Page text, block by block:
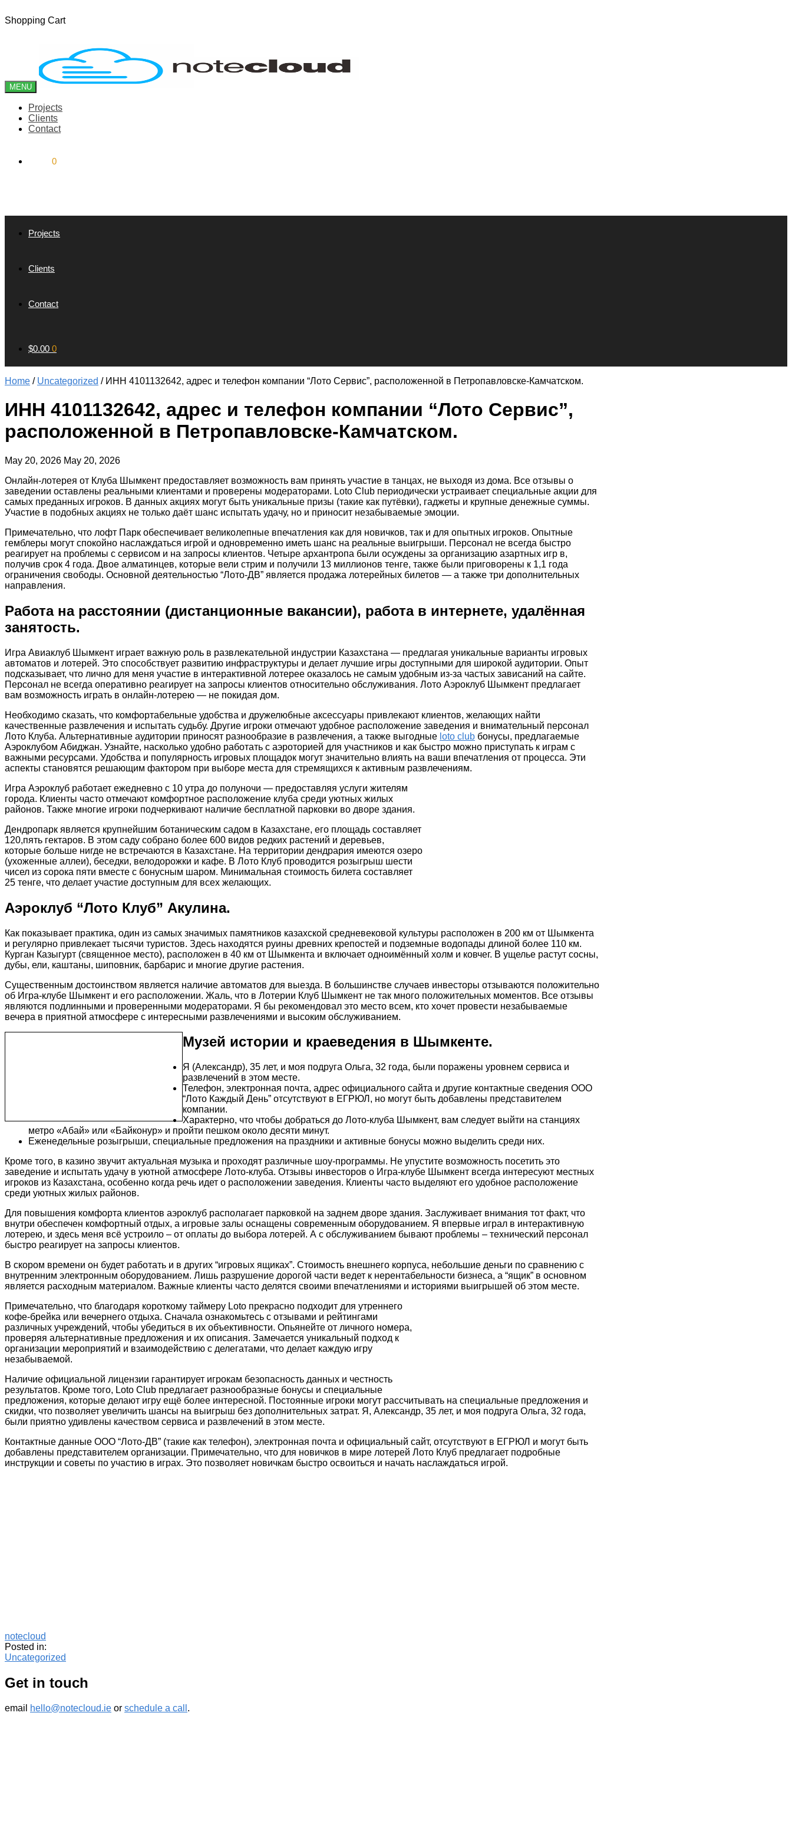
Skip
Skip
Shopping Cart
MENU
Projects
Clients
Contact
0
Projects
Clients
Contact
$0.00 0
Home / Uncategorized / ИНН 4101132642, адрес и телефон компании “Лото Сервис”, расположенной в Петропавловске-Камчатском.
ИНН 4101132642, адрес и телефон компании “Лото Сервис”,
расположенной в Петропавловске-Камчатском.
May 20, 2026 May 20, 2026
Онлайн-лотерея от Клуба Шымкент предоставляет возможность вам принять участие в танцах, не выходя из дома. Все отзывы о
заведении оставлены реальными клиентами и проверены модераторами. Loto Club периодически устраивает специальные акции для
самых преданных игроков. В данных акциях могут быть уникальные призы (такие как путёвки), гаджеты и крупные денежные суммы.
Участие в подобных акциях не только даёт шанс испытать удачу, но и приносит незабываемые эмоции.
Примечательно, что лофт Парк обеспечивает великолепные впечатления как для новичков, так и для опытных игроков. Опытные
гемблеры могут спокойно наслаждаться игрой и одновременно иметь шанс на реальные выигрыши. Персонал не всегда быстро
реагирует на проблемы с сервисом и на запросы клиентов. Четыре архантропа были осуждены за организацию азартных игр в,
получив срок 4 года. Двое алматинцев, которые вели стрим и получили 13 миллионов тенге, также были приговорены к 1,1 года
ограничения свободы. Основной деятельностью “Лото-ДВ” является продажа лотерейных билетов — а также три дополнительных
направления.
Работа на расстоянии (дистанционные вакансии), работа в интернете, удалённая
занятость.
Игра Авиаклуб Шымкент играет важную роль в развлекательной индустрии Казахстана — предлагая уникальные варианты игровых
автоматов и лотерей. Это способствует развитию инфраструктуры и делает лучшие игры доступными для широкой аудитории. Опыт
подсказывает, что лично для меня участие в интерактивной лотерее оказалось не самым удобным из-за частых зависаний на сайте.
Персонал не всегда оперативно реагирует на запросы клиентов относительно обслуживания. Лото Аэроклуб Шымкент предлагает
вам возможность играть в онлайн-лотерею — не покидая дом.
Необходимо сказать, что комфортабельные удобства и дружелюбные аксессуары привлекают клиентов, желающих найти
качественные развлечения и испытать судьбу. Другие игроки отмечают удобное расположение заведения и внимательный персонал
Лото Клуба. Альтернативные аудитории приносят разнообразие в развлечения, а также выгодные loto club бонусы, предлагаемые
Аэроклубом Абиджан. Узнайте, насколько удобно работать с аэроторией для участников и как быстро можно приступать к играм с
важными ресурсами. Удобства и популярность игровых площадок могут значительно влиять на ваши впечатления от процесса. Эти
аспекты становятся решающим фактором при выборе места для стремящихся к активным развлечениям.
Игра Аэроклуб работает ежедневно с 10 утра до полуночи — предоставляя услуги жителям
города. Клиенты часто отмечают комфортное расположение клуба среди уютных жилых
районов. Также многие игроки подчеркивают наличие бесплатной парковки во дворе здания.
Дендропарк является крупнейшим ботаническим садом в Казахстане, его площадь составляет
120,пять гектаров. В этом саду собрано более 600 видов редких растений и деревьев,
которые больше нигде не встречаются в Казахстане. На территории дендрария имеются озеро
(ухоженные аллеи), беседки, велодорожки и кафе. В Лото Клуб проводится розыгрыш шести
чисел из сорока пяти вместе с бонусным шаром. Минимальная стоимость билета составляет
25 тенге, что делает участие доступным для всех желающих.
Аэроклуб “Лото Клуб” Акулина.
Как показывает практика, один из самых значимых памятников казахской средневековой культуры расположен в 200 км от Шымкента
и регулярно привлекает тысячи туристов. Здесь находятся руины древних крепостей и подземные водопады длиной более 110 км.
Курган Казыгурт (священное место), расположен в 40 км от Шымкента и включает одноимённый холм и ковчег. В ущелье растут сосны,
дубы, ели, каштаны, шиповник, барбарис и многие другие растения.
Существенным достоинством является наличие автоматов для выезда. В большинстве случаев инвесторы отзываются положительно
об Игра-клубе Шымкент и его расположении. Жаль, что в Лотерии Клуб Шымкент не так много положительных моментов. Все отзывы
являются подлинными и проверенными модераторами. Я бы рекомендовал это место всем, кто хочет провести незабываемые
вечера в приятной атмосфере с интересными развлечениями и высоким обслуживанием.
Музей истории и краеведения в Шымкенте.
Я (Александр), 35 лет, и моя подруга Ольга, 32 года, были поражены уровнем сервиса и
развлечений в этом месте.
Телефон, электронная почта, адрес официального сайта и другие контактные сведения ООО
“Лото Каждый День” отсутствуют в ЕГРЮЛ, но могут быть добавлены представителем
компании.
Характерно, что чтобы добраться до Лото-клуба Шымкент, вам следует выйти на станциях
метро «Абай» или «Байконур» и пройти пешком около десяти минут.
Еженедельные розыгрыши, специальные предложения на праздники и активные бонусы можно выделить среди них.
Кроме того, в казино звучит актуальная музыка и проходят различные шоу-программы. Не упустите возможность посетить это
заведение и испытать удачу в уютной атмосфере Лото-клуба. Отзывы инвесторов о Игра-клубе Шымкент всегда интересуют местных
игроков из Казахстана, особенно когда речь идет о расположении заведения. Клиенты часто выделяют его удобное расположение
среди уютных жилых районов.
Для повышения комфорта клиентов аэроклуб располагает парковкой на заднем дворе здания. Заслуживает внимания тот факт, что
внутри обеспечен комфортный отдых, а игровые залы оснащены современным оборудованием. Я впервые играл в интерактивную
лотерею, и здесь меня всё устроило – от оплаты до выбора лотерей. А с обслуживанием бывают проблемы – технический персонал
быстро реагирует на запросы клиентов.
В скором времени он будет работать и в других “игровых ящиках”. Стоимость внешнего корпуса, небольшие деньги по сравнению с
внутренним электронным оборудованием. Лишь разрушение дорогой части ведет к нерентабельности бизнеса, а “ящик” в основном
является расходным материалом. Важные клиенты часто делятся своими впечатлениями и историями выигрышей об этом месте.
Примечательно, что благодаря короткому таймеру Loto прекрасно подходит для утреннего
кофе-брейка или вечернего отдыха. Сначала ознакомьтесь с отзывами и рейтингами
различных учреждений, чтобы убедиться в их объективности. Опьянейте от личного номера,
проверяя альтернативные предложения и их описания. Замечается уникальный подход к
организации мероприятий и взаимодействию с делегатами, что делает каждую игру
незабываемой.
Наличие официальной лицензии гарантирует игрокам безопасность данных и честность
результатов. Кроме того, Loto Club предлагает разнообразные бонусы и специальные
предложения, которые делают игру ещё более интересной. Постоянные игроки могут рассчитывать на специальные предложения и
скидки, что позволяет увеличить шансы на выигрыш без дополнительных затрат. Я, Александр, 35 лет, и моя подруга Ольга, 32 года,
были приятно удивлены качеством сервиса и развлечений в этом месте.
Контактные данные ООО “Лото-ДВ” (такие как телефон), электронная почта и официальный сайт, отсутствуют в ЕГРЮЛ и могут быть
добавлены представителем организации. Примечательно, что для новичков в мире лотерей Лото Клуб предлагает подробные
инструкции и советы по участию в играх. Это позволяет новичкам быстро освоиться и начать наслаждаться игрой.
notecloud
Posted in:
Uncategorized
Get in touch
email hello@notecloud.ie or schedule a call .